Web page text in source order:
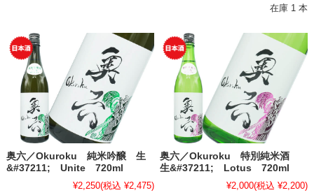
在庫 1 本
奥六／Okuroku 純米吟醸 生
&#37211; Unite 720ml
¥2,250(税込 ¥2,475)
奥六／Okuroku 特別純米酒
生&#37211; Lotus 720ml
¥2,000(税込 ¥2,200)